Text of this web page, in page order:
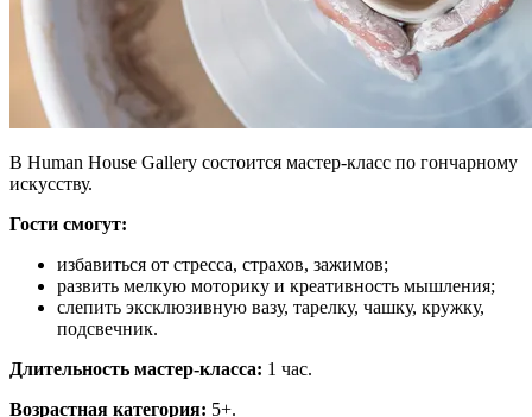
В Human House Gallery состоится мастер-класс по гончарному
искусству.
Гости смогут:
избавиться от стресса, страхов, зажимов;
развить мелкую моторику и креативность мышления;
слепить эксклюзивную вазу, тарелку, чашку, кружку,
подсвечник.
Длительность мастер-класса: 1 час.
Возрастная категория: 5+.